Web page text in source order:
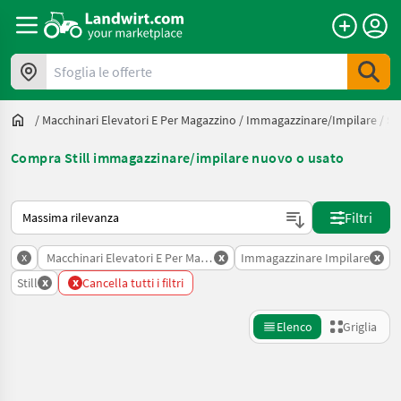
Sfoglia le offerte
/ Macchinari Elevatori E Per Magazzino / Immagazzinare/impilare /
Compra Still immagazzinare/impilare nuovo o usato
Ecco come viene ordinato su Landwirt.com
Filtri
x Macchinari Elevatori E Per Magazzino
x Immagazzinare Impilare x
Still x x Cancella tutti i filtri
Elenco Griglia